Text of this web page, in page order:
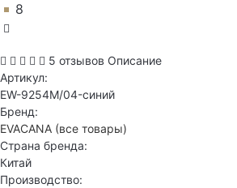
8
5 отзывов Описание
Артикул:
EW-9254M/04-синий
Бренд:
EVACANA (все товары)
Страна бренда:
Китай
Производство: